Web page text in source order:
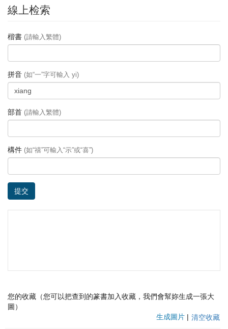
線上检索
楷書 (請輸入繁體)
拼音 (如“一”字可輸入 yi)
部首 (請輸入繁體)
構件 (如“禧”可輸入“示”或“喜”)
提交
您的收藏（您可以把查到的篆書加入收藏，我們會幫妳生成一張大
圖）
生成圖片 | 清空收藏